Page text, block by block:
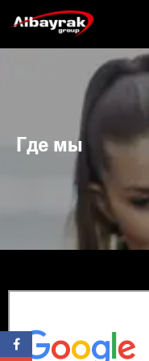
Где мы